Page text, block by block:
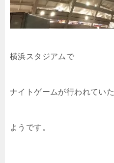
横浜スタジアムで
ナイトゲームが行われていた
ようです。